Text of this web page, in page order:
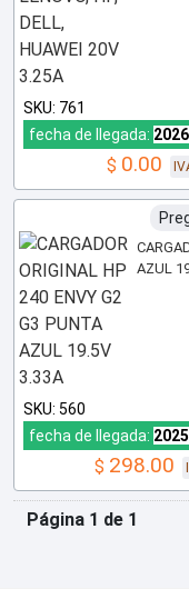
SKU: 761
fecha de llegada:
$ 0.00
AZUL
SKU: 560
fecha de llegada:
$ 298.00
Página 1 de 1